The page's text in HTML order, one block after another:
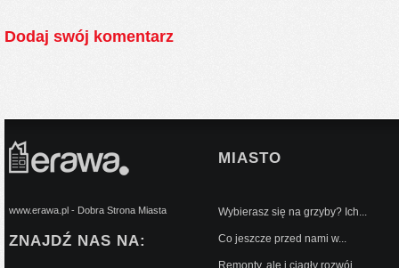
Dodaj swój komentarz
www.erawa.pl - Dobra Strona Miasta
ZNAJDŹ NAS NA:
MIASTO
Wybierasz się na grzyby? Ich...
Co jeszcze przed nami w...
Remonty, ale i ciągły rozwój...